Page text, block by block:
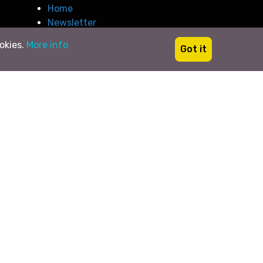
Home
Newsletter
More info Got it